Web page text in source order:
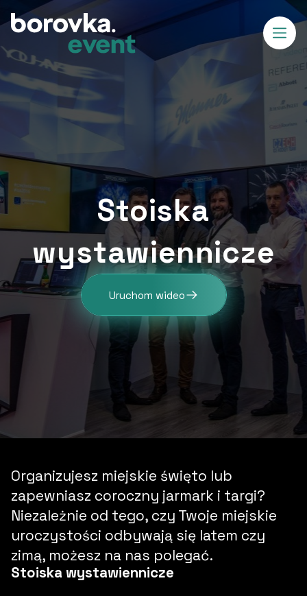
Stoiska
wystawiennicze
Uruchom wideo
Organizujesz miejskie święto lub
zapewniasz coroczny jarmark i targi?
Niezależnie od tego, czy Twoje miejskie
uroczystości odbywają się latem czy
zimą, możesz na nas polegać.
Stoiska wystawiennicze